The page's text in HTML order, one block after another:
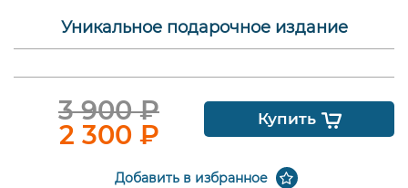
Уникальное подарочное издание
3 900₽
2 300₽
Купить
Добавить в избранное